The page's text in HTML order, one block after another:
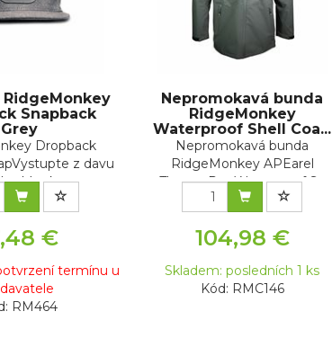
Snapback
Grey
Dropback
z davu
€
termínu u
RM464
Nepromokavá bunda
RidgeMonkey
Waterproof Shell Coa...
Nepromokavá bunda
RidgeMonkey APEarel
ThermaPro Waterproof S...
104,98 €
Skladem: posledních 1 ks
Kód: RMC146